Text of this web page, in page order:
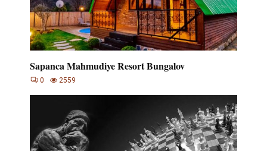
Sapanca Mahmudiye Resort Bungalov
0 2559